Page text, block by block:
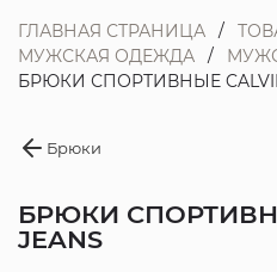
ГЛАВНАЯ СТРАНИЦА
МУЖСКАЯ ОДЕЖДА
БРЮКИ СПОРТИВНЫЕ CALVIN
Брюки
БРЮКИ
JEANS